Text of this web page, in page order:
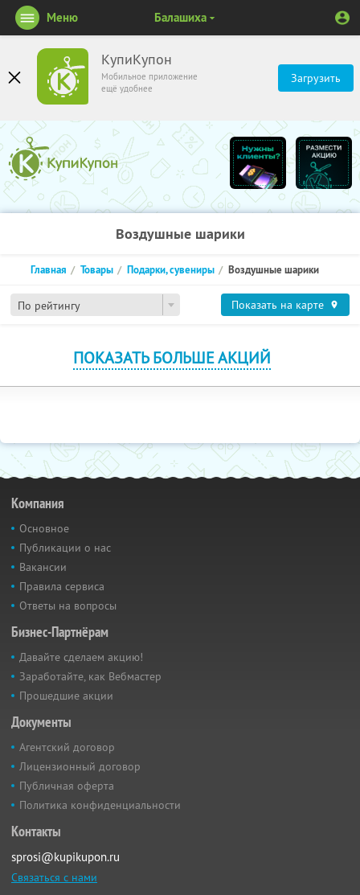
КупиКупон
Мобильное приложение
ещё удобнее
Загрузить
Меню Балашиха
Воздушные шарики
По рейтингу
Главная Товары Подарки, сувениры Воздушные шарики
Показать на карте
ПОКАЗАТЬ БОЛЬШЕ АКЦИЙ
Компания
Основное
Публикации о нас
Вакансии
Правила сервиса
Ответы на вопросы
Бизнес-Партнёрам
Давайте сделаем акцию!
Заработайте, как Вебмастер
Прошедшие акции
Документы
Агентский договор
Лицензионный договор
Публичная оферта
Политика конфиденциальности
Контакты
sprosi@kupikupon.ru
Связаться с нами